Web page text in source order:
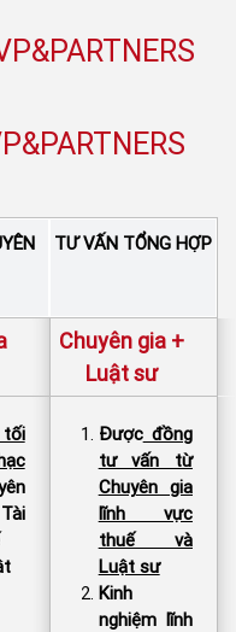
TƯ VẤN TỔNG HỢP
Chuyên gia +
Luật sư
tối
Đượcđồng
tư vấn từ
Chuyên gia
lĩnh vực
thuế và
Luật sư
​Kinh
nghiệm lĩnh